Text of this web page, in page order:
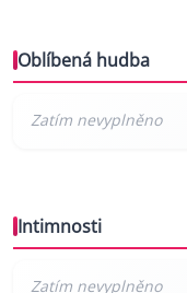
Oblíbená hudba
Intimnosti